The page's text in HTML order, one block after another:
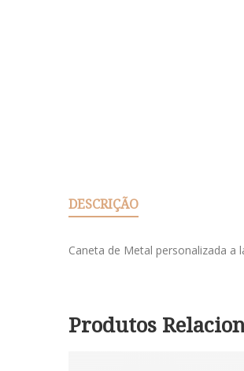
DESCRIÇÃO
Caneta de Metal personalizada a
Produtos